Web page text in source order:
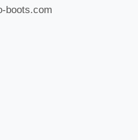
boots.com